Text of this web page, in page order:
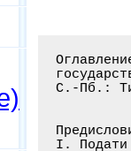
С.-Пб.:
I.